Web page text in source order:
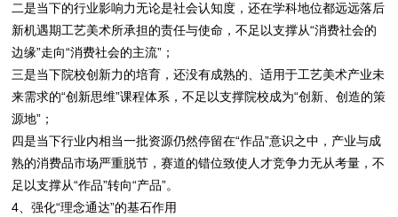
二是当下的行业影响力无论是社会认知度，还在学科地位都远远落后
新机遇期工艺美术所承担的责任与使命，不足以支撑从“消费社会的
边缘”走向“消费社会的主流”；
三是当下院校创新力的培育，还没有成熟的、适用于工艺美术产业未
来需求的“创新思维”课程体系，不足以支撑院校成为“创新、创造的策
源地”；
四是当下行业内相当一批资源仍然停留在“作品”意识之中，产业与成
熟的消费品市场严重脱节，赛道的错位致使人才竞争力无从考量，不
足以支撑从“作品”转向“产品”。
4、强化“理念通达”的基石作用